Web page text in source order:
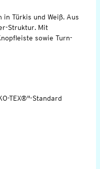
Türkis und Weiß. Aus
Struktur. Mit
sowie Turn-
TEX®"-Standard